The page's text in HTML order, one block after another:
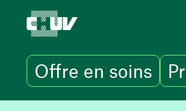
Offre en soins